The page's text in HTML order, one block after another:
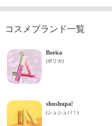
コスメブランド一覧